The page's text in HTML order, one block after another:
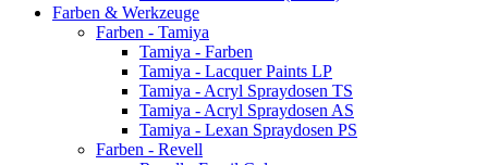
Farben & Werkzeuge
Farben - Tamiya
Tamiya - Farben
Tamiya - Lacquer Paints LP
Tamiya - Acryl Spraydosen TS
Tamiya - Acryl Spraydosen AS
Tamiya - Lexan Spraydosen PS
Farben - Revell